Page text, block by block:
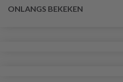
ONLANGS BEKEKEN